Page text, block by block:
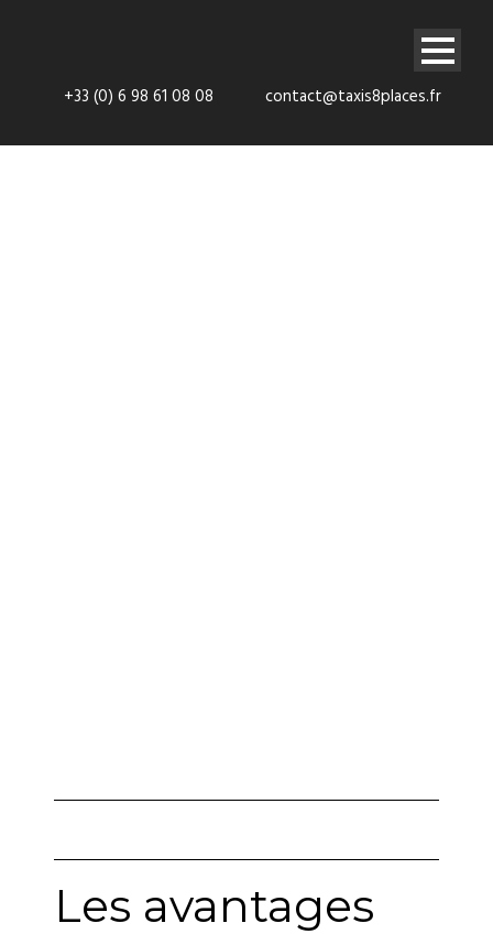
+33 (0) 6 98 61 08 08 contact@taxis8places.fr
Les avantages